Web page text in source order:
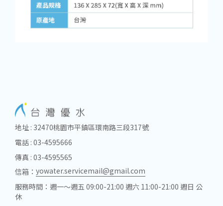
地址 : 32470桃園市平鎮區環南路三段317號
電話 : 03-4595666
傳真 : 03-4595565
信箱： yowater.servicemail@gmail.com
服務時間：週一～週五 09:00-21:00 週六 11:00-21:00 週日 公
休